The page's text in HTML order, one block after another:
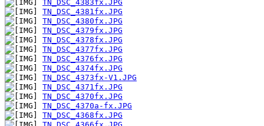
TN_DSC_4383fx.JPG
TN_DSC_4381fx.JPG
TN_DSC_4380fx.JPG
TN_DSC_4379fx.JPG
TN_DSC_4378fx.JPG
TN_DSC_4377fx.JPG
TN_DSC_4376fx.JPG
TN_DSC_4374fx.JPG
TN_DSC_4373fx-V1.JPG
TN_DSC_4371fx.JPG
TN_DSC_4370fx.JPG
TN_DSC_4370a-fx.JPG
TN_DSC_4368fx.JPG